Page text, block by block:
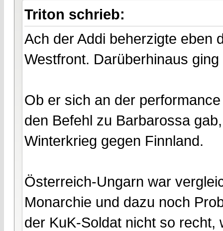
Triton schrieb:
Ach der Addi beherzigte eben
Westfront. Darüberhinaus
Ob er sich an der
den Befehl zu Barbarossa
Winterkrieg gegen Finnland.
Österreich-Ungarn war
Monarchie und dazu noch
der KuK-Soldat nicht so recht,